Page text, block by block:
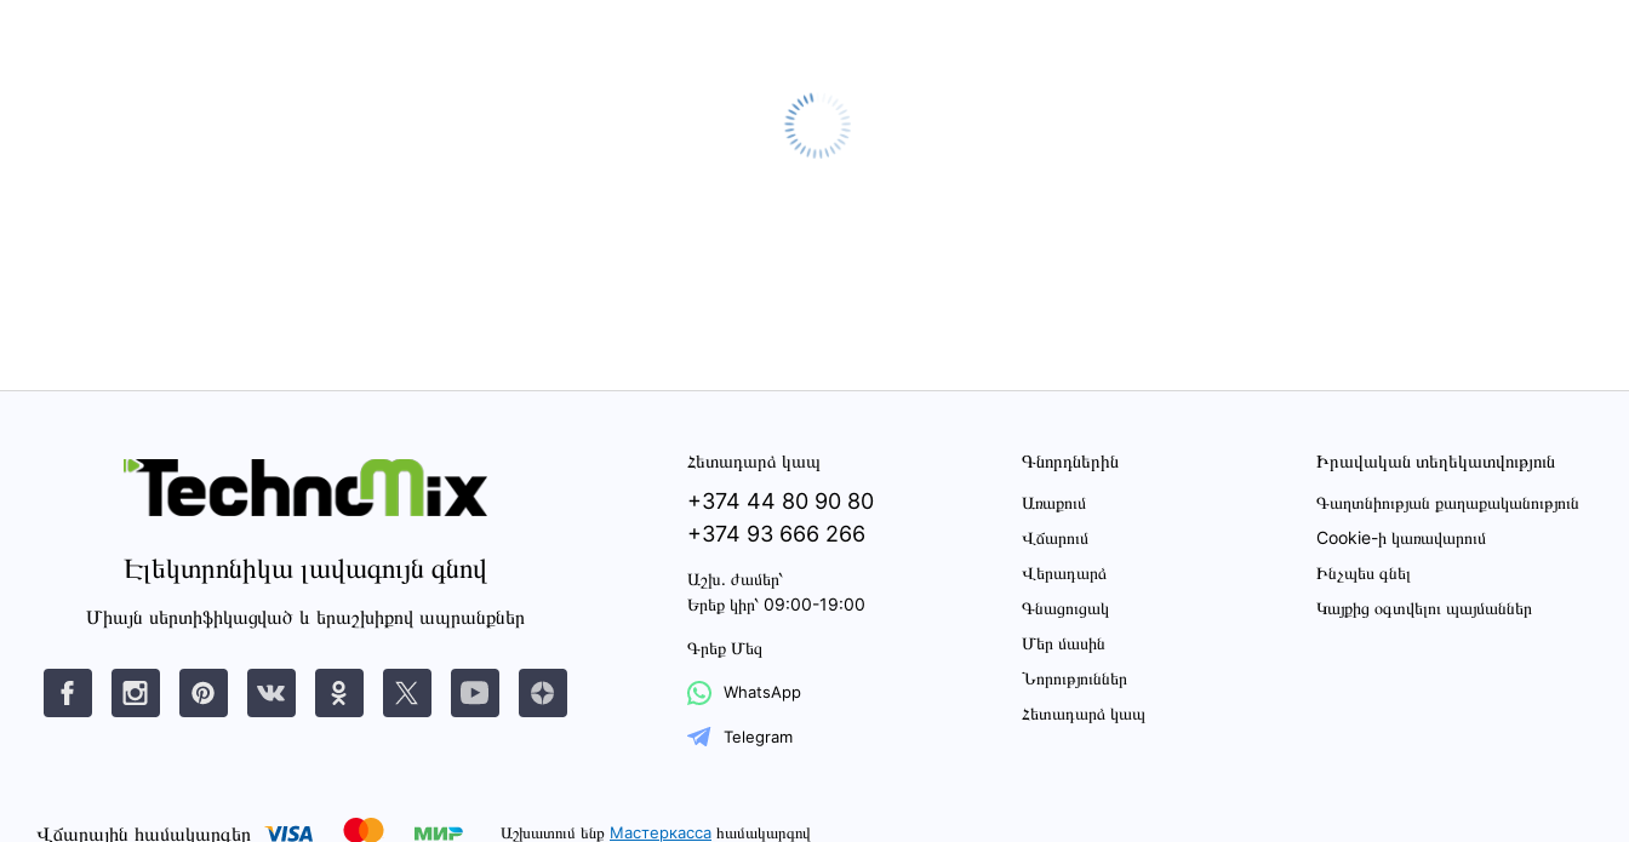
Էլեկտրոնիկա լավագույն գնով
Միայն սերտիֆիկացված և երաշխիքով ապրանքներ
Հետադարձ կապ
+374 44 80 90 80
+374 93 666 266
Աշխ․ ժամեր՝
Երեք կիր՝ 09:00-19:00
Գրեք Մեզ
WhatsApp
Telegram
Գնորդներին
Առաքում
Վճարում
Վերադարձ
Գնացուցակ
Մեր մասին
Նորություններ
Հետադարձ կապ
Իրավական տեղեկատվություն
Գաղտնիության քաղաքականություն
Cookie-ի կառավարում
Ինչպես գնել
Կայքից օգտվելու պայմաններ
Վճարային համակարգեր Աշխատում ենք Мастеркасса համակարգով